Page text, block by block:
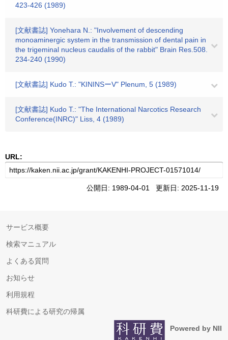
423-426 (1989)
[文献書誌] Yonehara N.: "Involvement of descending
monoaminergic system in the transmission of dental pain in
the trigeminal nucleus caudalis of the rabbit" Brain Res.508.
234-240 (1990)
[文献書誌] Kudo T.: "KININSーV" Plenum, 5 (1989)
[文献書誌] Kudo T.: "The International Narcotics Research
Conference(INRC)" Liss, 4 (1989)
URL:
公開日: 1989-04-01 更新日: 2025-11-19
サービス概要
検索マニュアル
よくある質問
お知らせ
利用規程
科研費による研究の帰属
Powered by NII